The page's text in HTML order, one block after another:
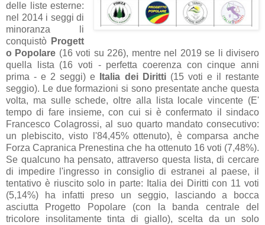
delle liste esterne:
nel 2014 i seggi di
minoranza li
conquistò Progett
o Popolare (16 voti su 226), mentre nel 2019 se li divisero
quella lista (16 voti - perfetta coerenza con cinque anni
prima - e 2 seggi) e
Italia dei Diritti(15 voti e il restante
seggio). Le due formazioni si sono presentate anche questa
volta, ma sulle schede, oltre alla lista locale vincente (E'
tempo di fare insieme, con cui si è confermato il sindaco
Francesco Colagrossi, al suo quarto mandato consecutivo:
un plebiscito, visto l'84,45% ottenuto), è comparsa anche
Forza Capranica Prenestina che ha ottenuto 16 voti (7,48%).
Se qualcuno ha pensato, attraverso questa lista, di cercare
di impedire l'ingresso in consiglio di estranei al paese, il
tentativo è riuscito solo in parte: Italia dei Diritti con 11 voti
(5,14%) ha infatti preso un seggio, lasciando a bocca
asciutta Progetto Popolare (con la banda centrale del
tricolore insolitamente tinta di giallo), scelta da un solo